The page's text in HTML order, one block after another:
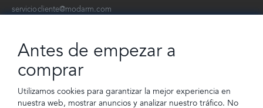
serviciocliente@modarm.com
Conoce toda la información sobre últimas colecciones, eventos y
Subscríbete a nuestro newsletter
SUSCRIBIRSE
Antes de empezar a
comprar
Utilizamos cookies para garantizar la mejor experiencia en
nuestra web, mostrar anuncios y analizar nuestro tráfico. No